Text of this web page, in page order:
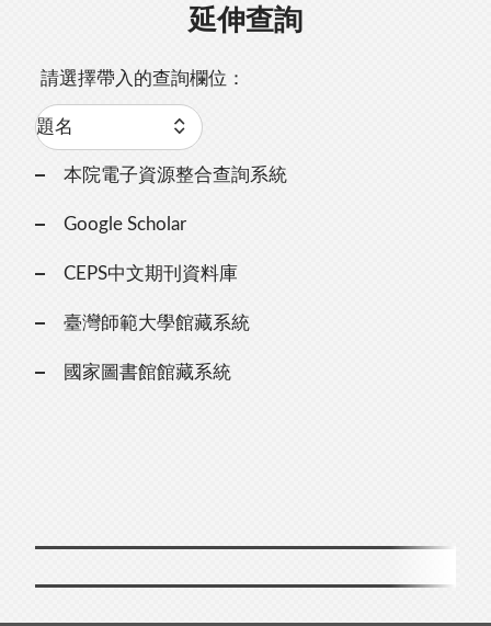
延伸查詢
請選擇帶入的查詢欄位：
本院電子資源整合查詢系統
Google Scholar
CEPS中文期刊資料庫
臺灣師範大學館藏系統
國家圖書館館藏系統